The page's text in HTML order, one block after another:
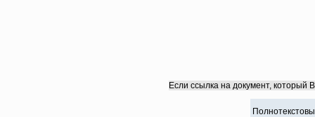
Если ссылка на документ, который